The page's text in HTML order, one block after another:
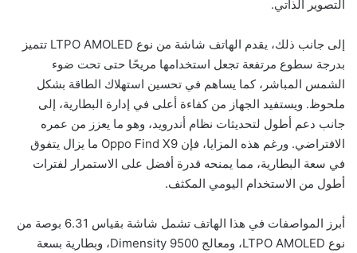
التصوير الذاتي.
إلى جانب ذلك، يقدم الهاتف شاشة من نوع LTPO AMOLED تتميز
بدرجة سطوع مرتفعة تجعل استخدامها مريحًا حتى تحت ضوء
الشمس المباشر، كما يساهم في تحسين استهلاك الطاقة بشكل
ملحوظ. ويستفيد الجهاز من كفاءة أعلى في إدارة البطارية، إلى
جانب دعم أطول لتحديثات نظام أندرويد، وهو ما يعزز من عمره
الافتراضي. ورغم هذه المزايا، فإن Oppo Find X9 ما يزال يتفوق
في سعة البطارية، مما يمنحه قدرة أفضل على الاستمرار لفترات
أطول من الاستخدام اليومي المكثف.
أبرز المواصفات في هذا الهاتف تشمل شاشة بقياس 6.31 بوصة من
نوع LTPO AMOLED، ومعالج Dimensity 9500، وبطارية بسعة